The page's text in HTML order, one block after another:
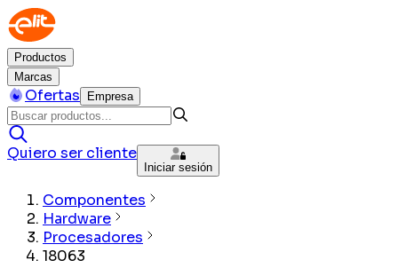
Productos
Marcas
Ofertas Empresa
Quiero ser cliente
Iniciar sesión
Componentes
Hardware
Procesadores
18063